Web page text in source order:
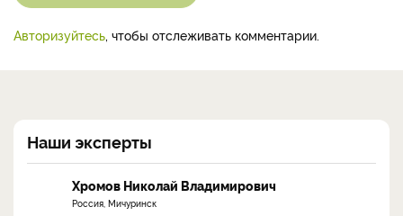
Авторизуйтесь, чтобы отслеживать комментарии.
Наши эксперты
Хромов Николай Владимирович
Россия, Мичуринск